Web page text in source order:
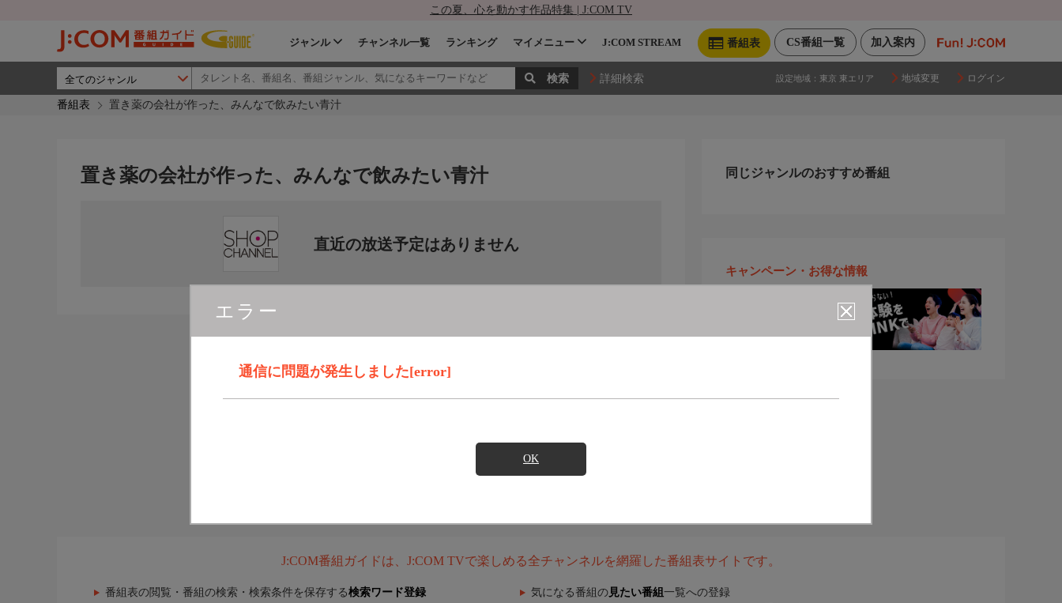
この夏、心を動かす作品特集 | J:COM TV
加入案内
CS番組一覧
番組表
ジャンル チャンネル一覧 ランキング マイメニュー J:COM STREAM
詳細検索 設定地域： 東京 東エリア 地域変更 ログイン
番組表 置き薬の会社が作った、みんなで飲みたい青汁
エラー
通信に問題が発生しました[error]
OK
置き薬の会社が作った、みんなで飲みたい青汁
直近の放送予定はありません
同じジャンルのおすすめ番組
キャンペーン・お得な情報
J:COM番組ガイドは、J:COM TVで楽しめる全チャンネルを網羅した番組表サイトです。
番組表の閲覧・番組の検索・検索条件を保存する検索ワード登録 気になる番組の 見たい番組 一覧への登録